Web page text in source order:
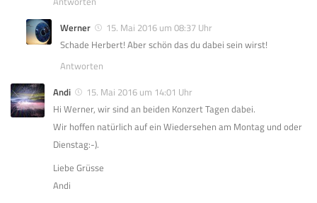
Werner
15. Mai 2016 um 08:37 Uhr
Schade Herbert! Aber schön das du dabei sein wirst!
Antworten
Andi
15. Mai 2016 um 14:01 Uhr
Hi Werner, wir sind an beiden Konzert Tagen dabei.
Wir hoffen natürlich auf ein Wiedersehen am Montag und oder
Dienstag:-).
Liebe Grüsse
Andi